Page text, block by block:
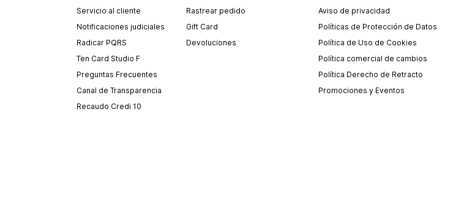
Servicio al cliente
Notificaciones judiciales
Radicar PQRS
Ten Card Studio F
Preguntas Frecuentes
Canal de Transparencia
Recaudo Credi 10
Rastrear pedido
Gift Card
Devoluciones
Aviso de privacidad
Políticas de Protección de Datos
Política de Uso de Cookies
Política comercial de cambios
Política Derecho de Retracto
Promociones y Eventos